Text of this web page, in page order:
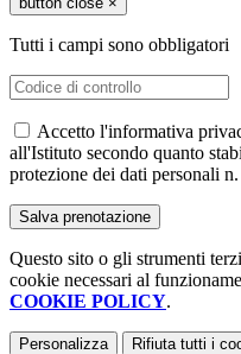
Tutti i campi sono obbligatori
Accetto l'informativa
all'Istituto secondo quanto
protezione dei dati personali
Questo sito o gli strumenti
cookie necessari al
COOKIE POLICY.
Personalizza Rifiuta tutti i